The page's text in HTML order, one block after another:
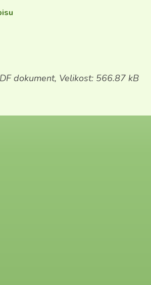
dokument, Velikost: 566.87 kB